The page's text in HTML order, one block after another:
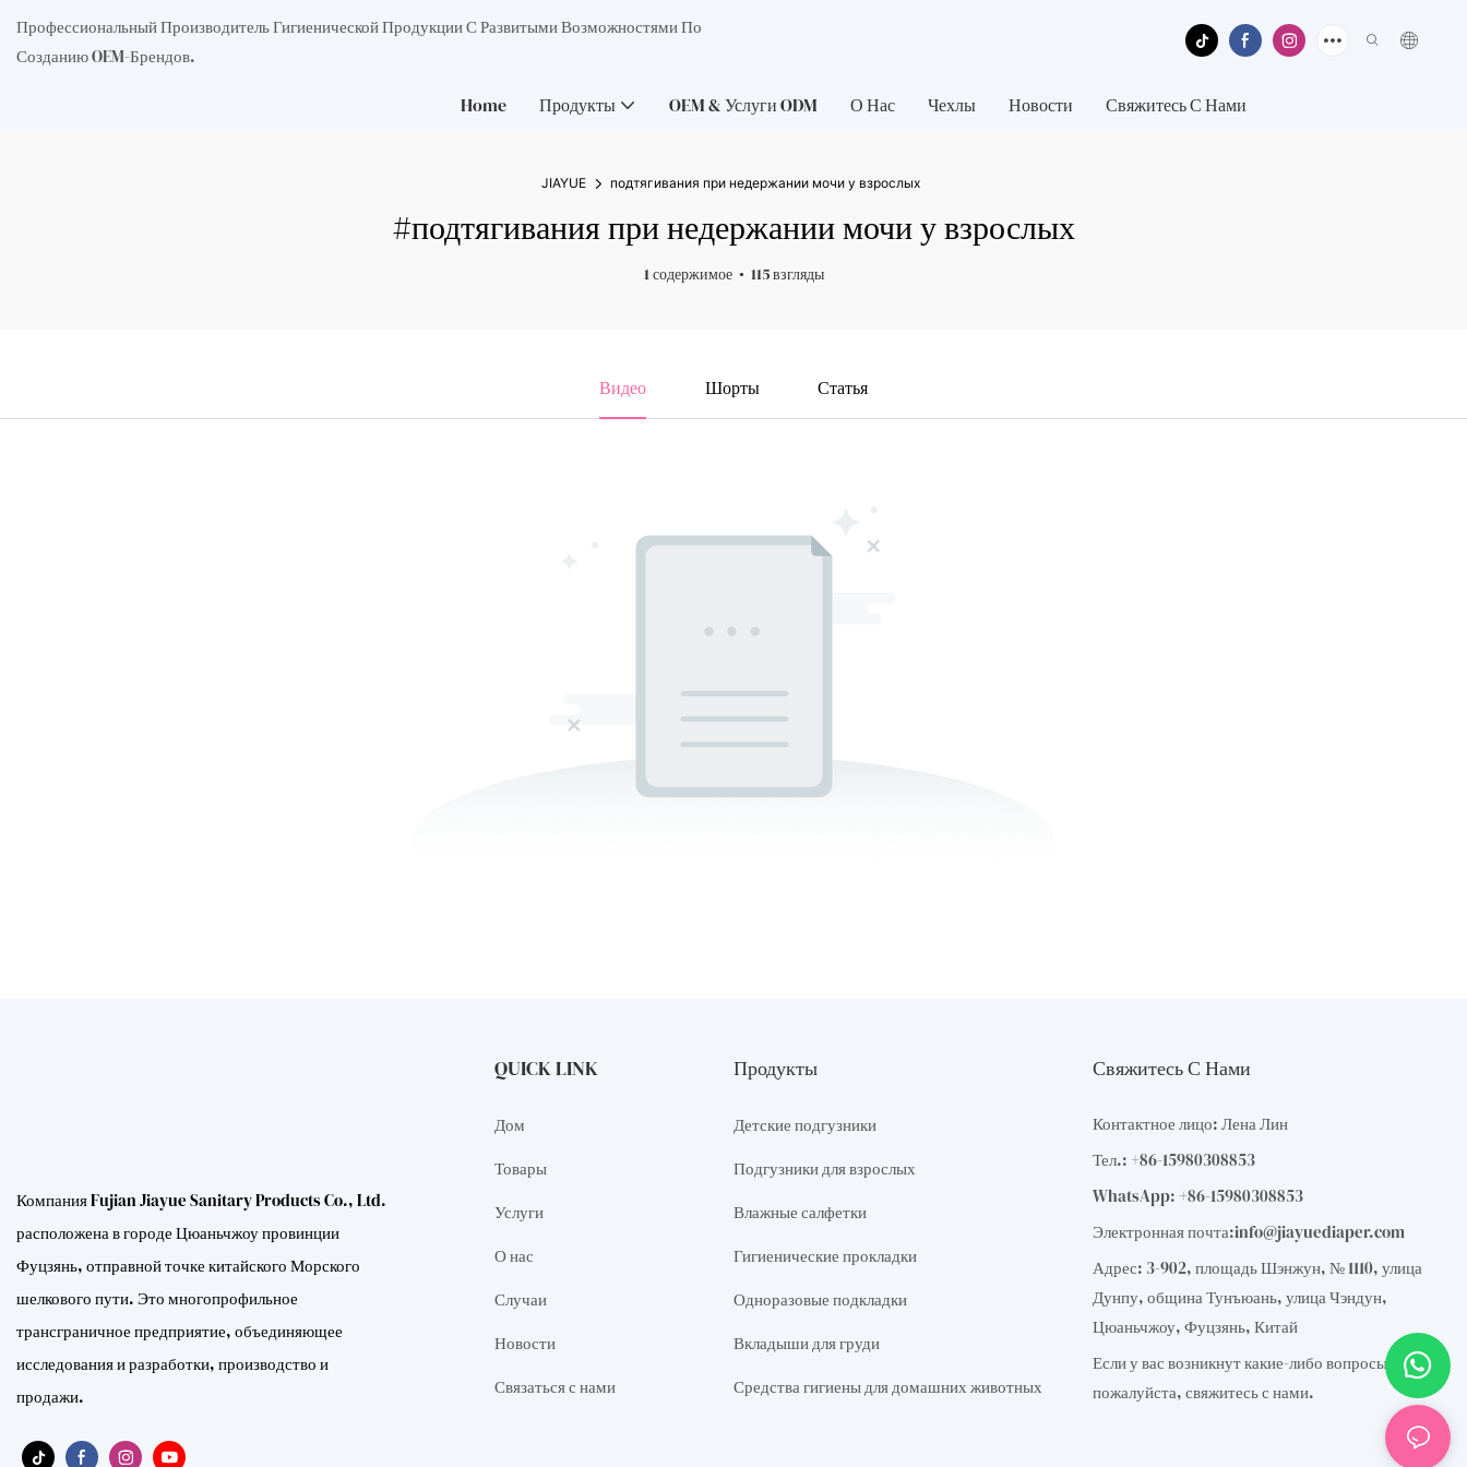
Профессиональный Производитель Гигиенической Продукции С Развитыми Возможностями По
Созданию OEM-Брендов.
Home Продукты OEM & Услуги ODM О Нас Чехлы Новости Свяжитесь С Нами
JIAYUE подтягивания при недержании мочи у взрослых
#подтягивания при недержании мочи у взрослых
1 содержимое 115 взгляды
Видео Шорты Статья
Компания Fujian Jiayue Sanitary Products Co., Ltd.
расположена в городе Цюаньчжоу провинции
Фуцзянь, отправной точке китайского Морского
шелкового пути. Это многопрофильное
трансграничное предприятие, объединяющее
исследования и разработки, производство и
продажи.
QUICK LINK
Дом
Товары
Услуги
О нас
Случаи
Новости
Связаться с нами
Продукты
Детские подгузники
Подгузники для взрослых
Влажные салфетки
Гигиенические прокладки
Одноразовые подкладки
Вкладыши для груди
Средства гигиены для домашних животных
Свяжитесь С Нами
Контактное лицо: Лена Лин
Тел.: +86-15980308853
WhatsApp: +86-15980308853
Электронная почта:info@jiayuediaper.com
Адрес: 3-902, площадь Шэнжун, № 1110, улица
Дунпу, община Тунъюань, улица Чэндун,
Цюаньчжоу, Фуцзянь, Китай
Если у вас возникнут какие-либо вопросы,
пожалуйста, свяжитесь с нами.